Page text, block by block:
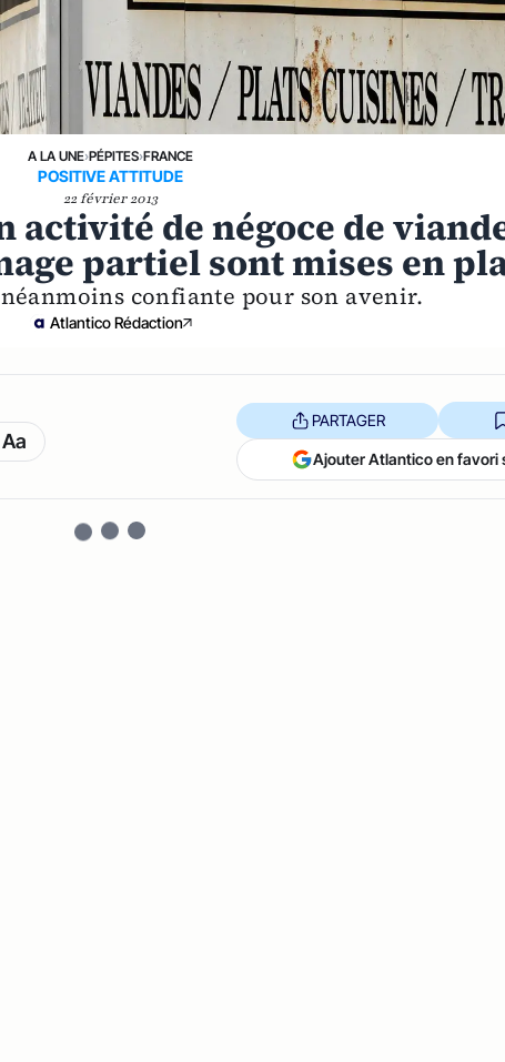
A LA UNE›PÉPITES›FRANCE
POSITIVE ATTITUDE
22 février 2013
activité de négoce de
partiel sont mises en
confiante pour son avenir.
Atlantico Rédaction
Aa
PARTAGER
Ajouter Atlantico en favori